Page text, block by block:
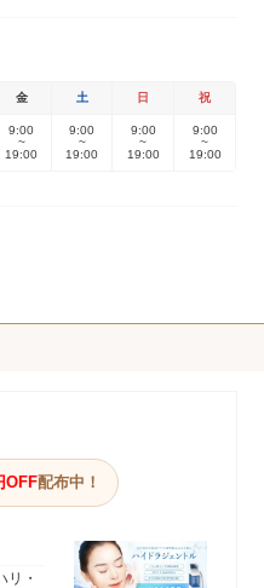
金 土 日 祝
9:00
~
19:00
9:00
~
19:00
9:00
~
19:00
9:00
~
19:00
OFF配布中！
リ・